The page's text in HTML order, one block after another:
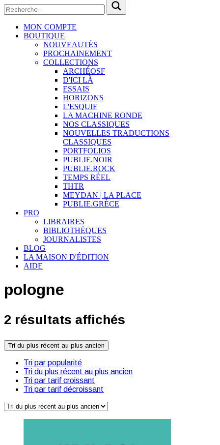
MON COMPTE
BOUTIQUE
NOUVEAUTÉS
PROCHAINEMENT
COLLECTIONS
ARCHÉOSF
D'ICI LÀ
ESSAIS
HORIZONS
L'ESQUIF
LA MACHINE RONDE
NOS CLASSIQUES
NOUVELLES TRADUCTIONS
CLASSIQUES
PORTFOLIOS
PUBLIE.NOIR
PUBLIE.ROCK
TEMPS RÉEL
THTR
MEYDAN | LA PLACE
PUBLIE.GRÈCE
PRO
LIBRAIRES
BIBLIOTHÈQUES
JOURNALISTES
BLOG
LA MAISON D'ÉDITION
AIDE
pologne
2 résultats affichés
Tri du plus récent au plus ancien
Tri par popularité
Tri du plus récent au plus ancien
Tri par tarif croissant
Tri par tarif décroissant